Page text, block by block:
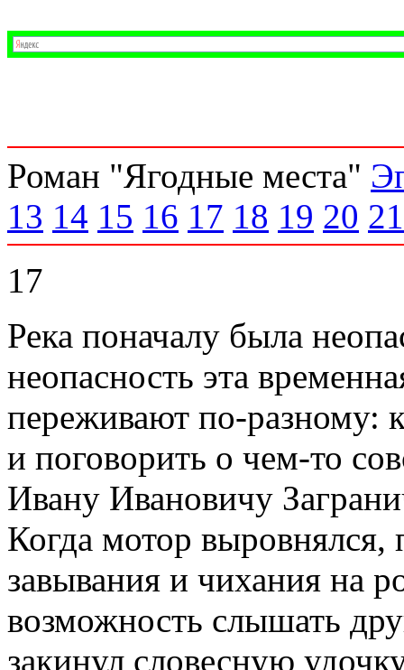
Роман "Ягодные места"
13 14 15 16 17 18 19 20 21
17
Река поначалу была
неопасность эта
переживают по-разному:
и поговорить о чем-то
Ивану Ивановичу
Когда мотор выровнялся,
завывания и чихания на
возможность слышать
закинул словесную